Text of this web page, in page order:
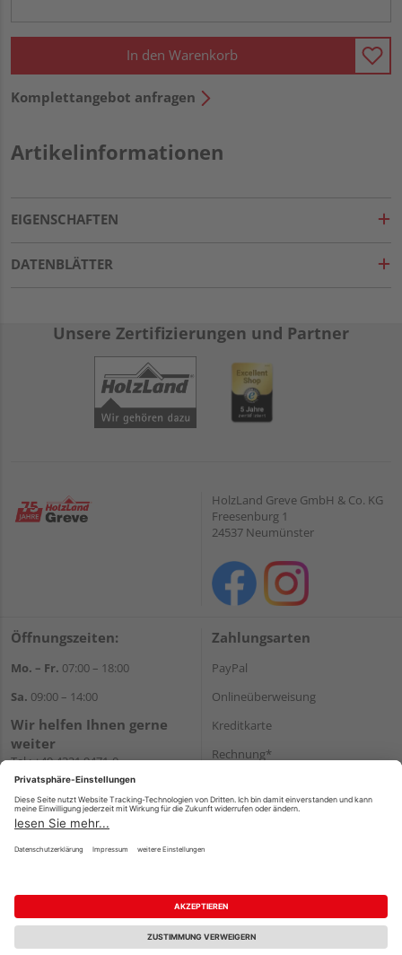
In den Warenkorb
Komplettangebot anfragen
Artikelinformationen
EIGENSCHAFTEN
DATENBLÄTTER
Unsere Zertifizierungen und Partner
HolzLand Greve GmbH & Co. KG
Freesenburg 1
24537 Neumünster
Öffnungszeiten:
Mo. – Fr. 07:00 – 18:00
Sa. 09:00 – 14:00
Wir helfen Ihnen gerne
weiter
Tel.:+49 4321 9471-0
E-Mail:shop@holzland-greve.de
Zahlungsarten
PayPal
Onlineüberweisung
Kreditkarte
Rechnung*
Versand
Impressum AGB Widerruf
Datenschutz
Reservierungsbedingungen
Vertrag widerrufen